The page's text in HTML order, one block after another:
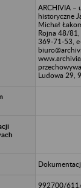
ARCHIVIA –
historyczne
Michał
Rojna 48/
369-71-53,
Ludowa 29,
992700/